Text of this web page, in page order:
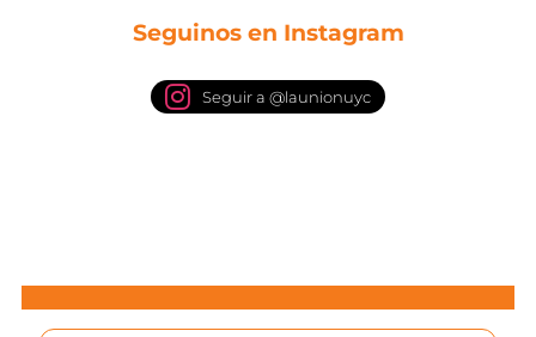
Seguinos en Instagram
Seguir a @launionuyc